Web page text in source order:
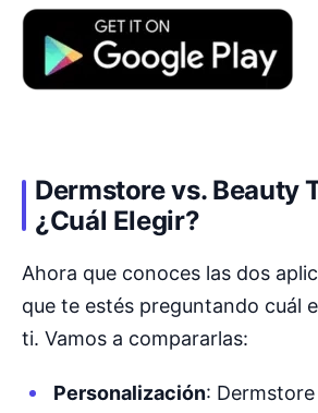
Dermstore vs. Beauty
¿Cuál Elegir?
Ahora que conoces las dos
que te estés preguntando cuál
ti. Vamos a compararlas:
Personalización: Dermstore